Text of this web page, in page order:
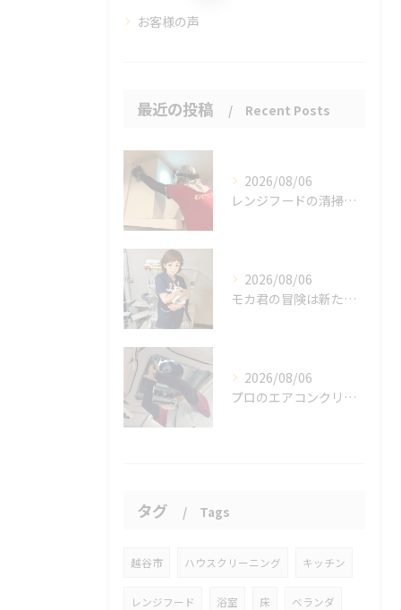
お客様の声
最近の投稿 Recent Posts
2026/08/06
レンジフードの清掃、忘れていませんか？
2026/08/06
モカ君の冒険は新たな幕を開けました。
2026/08/06
プロのエアコンクリーニングは、店舗やオフィスにおいて多くのメ...
タグ Tags
越谷市 ハウスクリーニング キッチン
レンジフード 浴室 床 ベランダ